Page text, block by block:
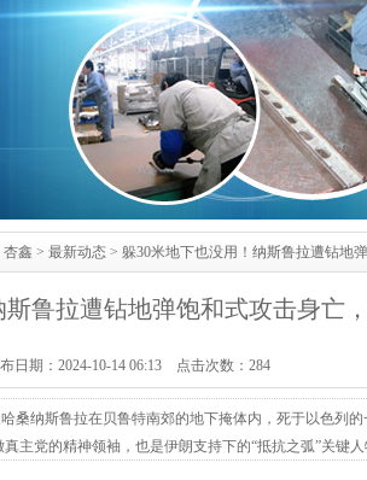
杏鑫 > 最新动态 > 躲30米地下也没用！纳斯鲁拉遭钻地
鲁拉遭钻地弹饱和式攻击身亡
日期：2024-10-14 06:13 点击次数：284
桑纳斯鲁拉在贝鲁特南郊的地下掩体内，死于以色列
主党的精神领袖，也是伊朗支持下的“抵抗之弧”关键